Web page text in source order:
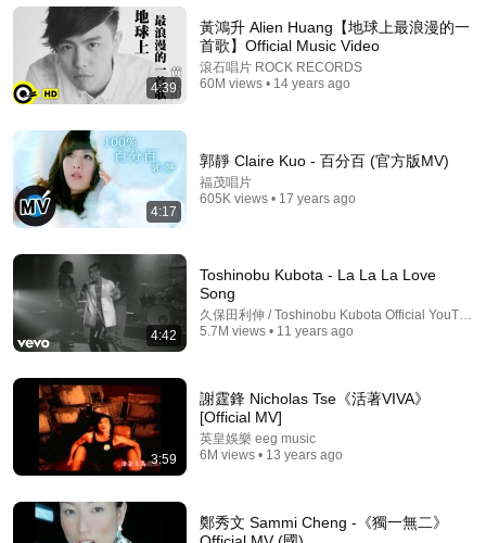
谁毁掉了赵薇的所有？谁在操盘赵薇与黄有龙的「杠杆
人生」？赵薇三段不了了之的感情是什么？赵薇是许宗
衡的情人吗？黄有龙是如何起家？马云是如何在生意上
提携赵薇夫妇？黄有龙是如何通过空手盗模式积累财
富？
政经鲁社长
New 229K views
王菲登門開口三句話徹底點燃18年積怨！Lucas當面掌
4:39
黃鴻升 Alien Huang【地球上最浪漫的一
首歌】Official Music Video
滾石唱片 ROCK RECORDS
60M views • 14 years ago
4:17
郭靜 Claire Kuo - 百分百 (官方版MV)
福茂唱片
605K views • 17 years ago
4:42
Toshinobu Kubota - La La La Love
Song
久保田利伸 / Toshinobu Kubota Official
5.7M views • 11 years ago
3:59
謝霆鋒 Nicholas Tse《活著VIVA》
[Official MV]
英皇娛樂 eeg music
6M views • 13 years ago
鄭秀文 Sammi Cheng -《獨一無二》